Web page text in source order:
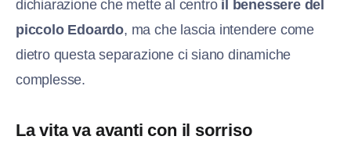
dichiarazione che mette al centro il benessere del
piccolo Edoardo, ma che lascia intendere come
dietro questa separazione ci siano dinamiche
complesse.
La vita va avanti con il sorriso